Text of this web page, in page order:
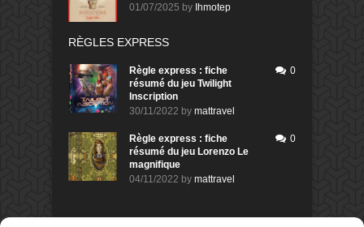
01/07/2025 by Ihmotep
RÈGLES EXPRESS
Règle express : fiche
résumé du jeu Twilight
Inscription
30/11/2022 by mattravel
0
Règle express : fiche
résumé du jeu Lorenzo Le
magnifique
04/11/2022 by mattravel
0